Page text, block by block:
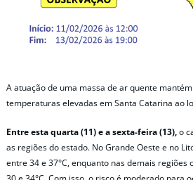
A atuação de uma massa de ar quente
temperaturas elevadas em Santa Catarina ao
Entre esta quarta (11) e a sexta-feira (13),o
as regiões do estado. No Grande Oeste e no
entre 34 e 37°C, enquanto nas demais